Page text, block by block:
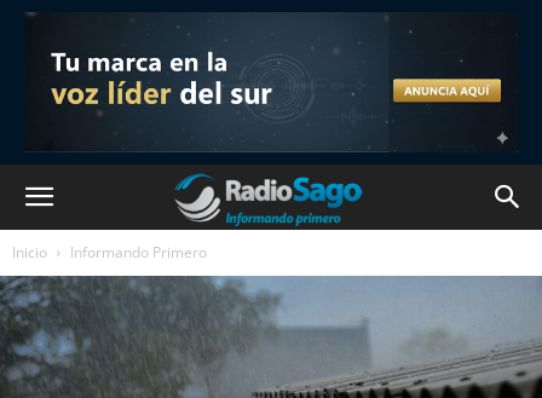
Inicio Informando Primero